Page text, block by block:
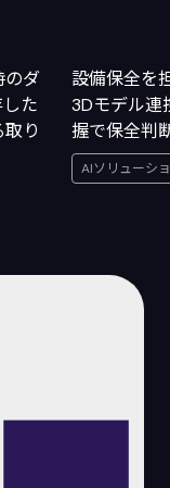
のダ
た
り
設備保全を
3Dモデル
握で保全判
AIソリューシ